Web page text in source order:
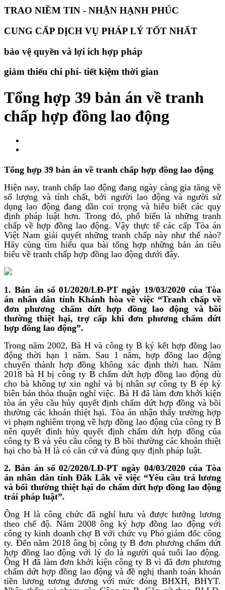
TRAO NIỀM TIN - NHẬN HẠNH PHÚC
CUNG CẤP DỊCH VỤ PHÁP LÝ TỐT NHẤT
bảo vệ quyền và lợi ích hợp pháp
giảm thiếu chi phí- tiết kiệm thời gian
​Tổng hợp 39 bản án về tranh
chấp hợp đồng lao động
Tổng hợp 39 bản án về tranh chấp hợp đồng lao động
Hiện nay, tranh chấp lao động đang ngày càng gia tăng về
số lượng và tính chất, bởi người lao động và người sử
dụng lao động đang dần coi trọng và hiểu biết các quy
định pháp luật hơn. Trong đó, phổ biến là những tranh
chấp về hợp đồng lao động. Vậy thực tế các cấp Tòa án
Việt Nam giải quyết những tranh chấp này như thế nào?
Hãy cùng tìm hiểu qua bài tổng hợp những bản án tiêu
biểu về tranh chấp hợp đồng lao động dưới đây.
1. Bản án số 01/2020/LĐ-PT ngày 19/03/2020 của Tòa
án nhân dân tỉnh Khánh hòa về việc “Tranh chấp về
đơn phương chấm dứt hợp đồng lao động và bồi
thường thiệt hại, trợ cấp khi đơn phương chấm dứt
hợp đồng lao động”.
Trong năm 2002, Bà H và công ty B ký kết hợp đồng lao
động thời hạn 1 năm. Sau 1 năm, hợp đồng lao động
chuyển thành hợp đồng không xác định thời han. Năm
2018 bà H bị công ty B chấm dứt hợp đồng lao động dù
cho bà không tự xin nghỉ và bị nhân sự công ty B ép ký
biên bản thỏa thuận nghỉ việc. Bà H đã làm đơn khởi kiện
tòa án yêu cầu hủy quyết định chấm dứt hợp đồng và bồi
thường các khoản thiệt hại. Tòa án nhận thấy trường hợp
vi phạm nghiêm trọng về hợp đồng lao động của công ty B
nên quyết đinh hủy quyết định chấm dứt hợp đồng của
công ty B và yêu cầu công ty B bồi thường các khoản thiệt
hại cho bà H là có căn cứ và đúng quy định pháp luật.
2. Bản án số 02/2020/LĐ-PT ngày 04/03/2020 của Tòa
án nhân dân tỉnh Đắk Lắk về việc “Yêu cầu trả lương
và bổi thường thiệt hại do chấm dứt hợp đồng lao động
trái pháp luật”.
Ông H là công chức đã nghỉ hưu và được hưởng lương
theo chế độ. Năm 2008 ông ký hợp đồng lao động với
công ty kinh doanh chợ B với chức vụ Phó giám đốc công
ty. Đến năm 2018 ông bị công ty B đơn phương chấm dứt
hợp đồng lao động với lý do là người quá tuổi lao động.
Ông H đã làm đơn khởi kiện công ty B vì đã đơn phương
chấm dứt hợp đồng lao động và đề nghị thanh toán khoản
tiền lương tương đương với mức đóng BHXH, BHYT.